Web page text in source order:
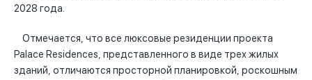
2028 года.
Отмечается, что все люксовые резиденции проекта
Palace Residences, представленного в виде трех жилых
зданий, отличаются просторной планировкой, роскошным